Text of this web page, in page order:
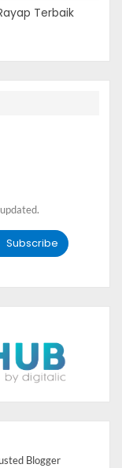
perusahaan
bisnis dari
tema
ro-yi dalam
masa sulit di
nilai ketekunan,
pentingnya
up Korea
bagaimana
bekerja. Mulai
korporat,
bekerja di
menyorot sisi
Terbaik
Subscribe